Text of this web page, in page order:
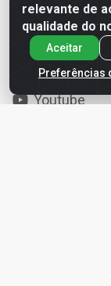
relevante de
qualidade do
Aceitar
Preferências
Redes
Instagram
Facebook
Youtube